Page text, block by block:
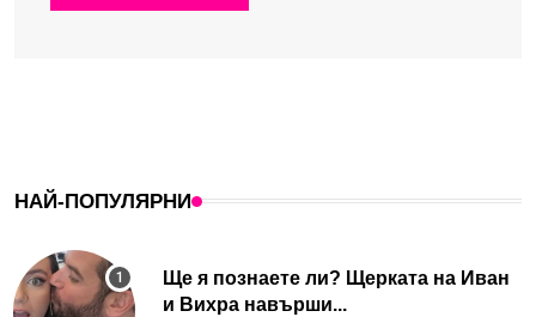
НАЙ-ПОПУЛЯРНИ
Ще я познаете ли? Щерката на Иван
и Вихра навърши...